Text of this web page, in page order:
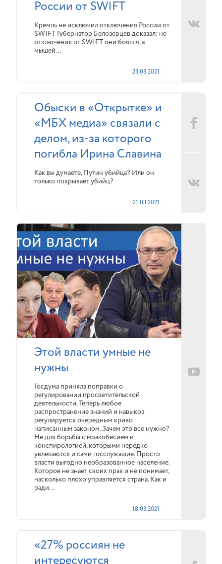
России от SWIFT
Кремль не исключил отключения России от
SWIFT Губернатор Белозерцев доказал: не
отключения от SWIFT они боятся, а
мышей…
23.03.2021
Обыски в «Открытке» и
«МБХ медиа» связали с
делом, из-за которого
погибла Ирина Славина
Как вы думаете, Путин убийца? Или он
только покрывает убийц?
21.03.2021
Этой власти умные не
нужны
Госдума приняла поправки о
регулировании просветительской
деятельности. Теперь любое
распространение знаний и навыков
регулируется очередным криво
написанным законом. Зачем это все нужно?
Не для борьбы с мракобесием и
конспирологией, которыми нередко
увлекаются и сами госслужащие. Просто
власти выгодно необразованное население.
Которое не знает своих прав и не понимает,
насколько плохо управляется страна. Как и
ради…
18.03.2021
«27% россиян не
интересуются